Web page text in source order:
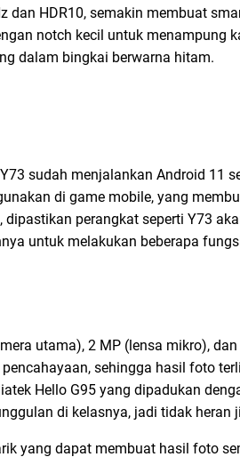
HDR10, semakin membuat
notch kecil untuk menampung
dalam bingkai berwarna hitam.
sudah menjalankan Android 11
di game mobile, yang
perangkat seperti Y73
untuk melakukan beberapa
utama), 2 MP (lensa mikro),
sehingga hasil foto
Hello G95 yang dipadukan
di kelasnya, jadi tidak heran
yang dapat membuat hasil foto